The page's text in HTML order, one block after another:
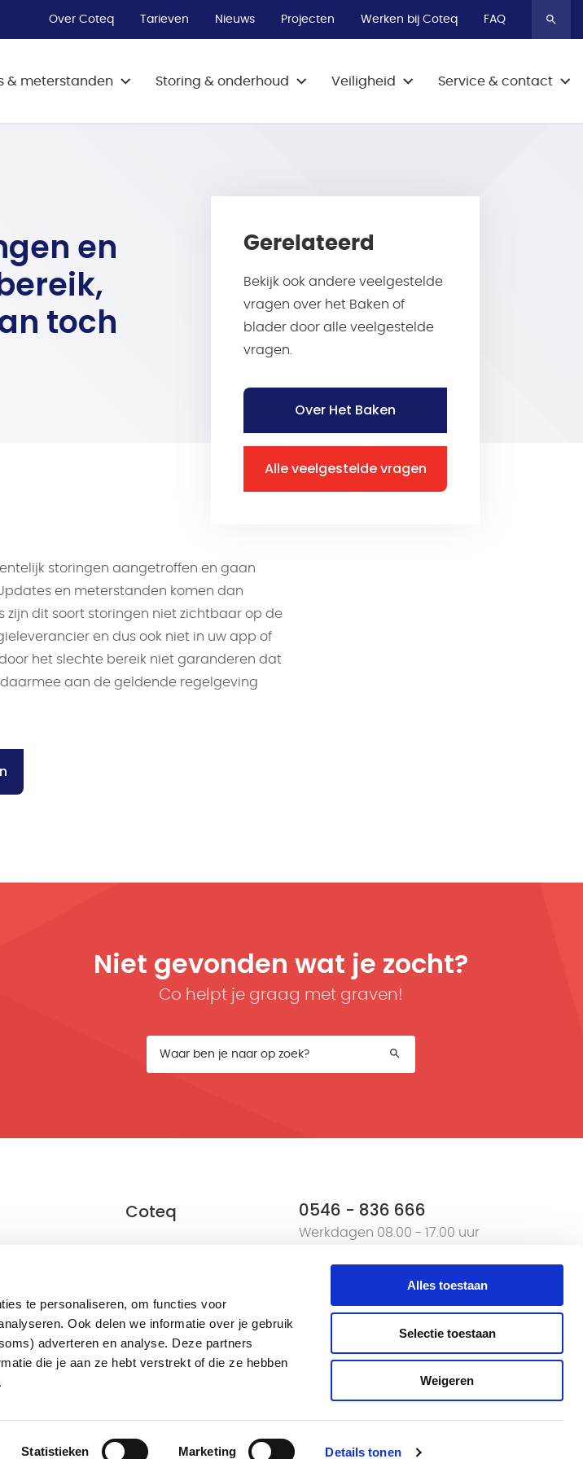
te personaliseren, om functies voor
Ook delen we informatie over je gebruik
adverteren en analyse. Deze partners
die je aan ze hebt verstrekt of die ze hebben
Statistieken Marketing Details tonen
Alles toestaan
Selectie toestaan
Weigeren
Over Coteq Tarieven Nieuws Projecten Werken bij Coteq FAQ
prioriteren
& meterstanden Storing & onderhoud
Bel 0800-9009
Veiligheid
Bel 0800-9009
Service & contact
Vind hier het antwoord op veel
Bel 0800-9009
en
toch
Gerelateerd
Bekijk ook andere veelgestelde
vragen over het Baken of
blader door alle veelgestelde
vragen.
Over Het Baken
Alle veelgestelde vragen
storingen aangetroffen en gaan
en meterstanden komen dan
zijn dit soort storingen niet zichtbaar op de
en dus ook niet in uw app of
het slechte bereik niet garanderen dat
aan de geldende regelgeving
Niet gevonden wat je zocht?
Co helpt je graag met graven!
bedrijf
meter
Coteq
Tarieven
Pers
0546 - 836 666
Werkdagen 08.00 - 17.00 uur
Privacy
Responsible
Algemene
Realisatie: